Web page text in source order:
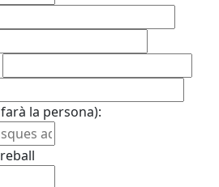
la persona):